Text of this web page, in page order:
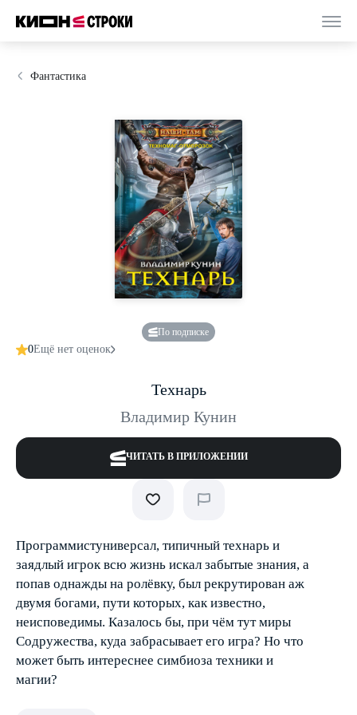
Фантастика
По подписке
0Ещё нет оценок
Технарь
Владимир Кунин
ЧИТАТЬ В ПРИЛОЖЕНИИ
Программист­универсал, типичный технарь и
заядлый игрок всю жизнь искал забытые знания, а
попав однажды на ролёвку, был рекрутирован аж
двумя богами, пути которых, как известно,
неисповедимы. Казалось бы, при чём тут миры
Содружества, куда забрасывает его игра? Но что
может быть интереснее симбиоза техники и
магии?